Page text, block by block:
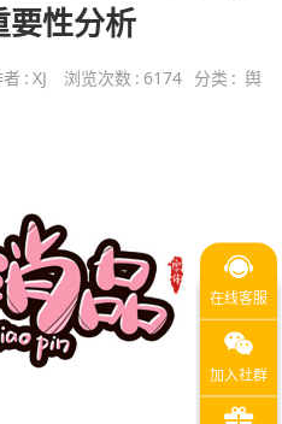
要性分析
: XJ 浏览次数 : 6174 分类 : 舆